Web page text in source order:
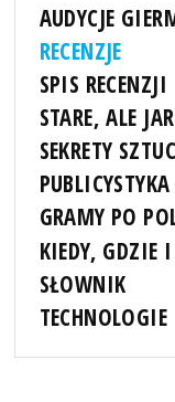
AUDYCJE
RECENZJE
SPIS RECENZJI
STARE, ALE
SEKRETY
PUBLICYSTYKA
GRAMY PO
KIEDY, GDZIE
SŁOWNIK
TECHNOLOGIE